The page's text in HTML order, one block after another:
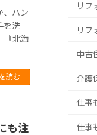
、ハン
を洗
『北海
読む
も注
リフ
リフ
中古
介護
仕事
仕事